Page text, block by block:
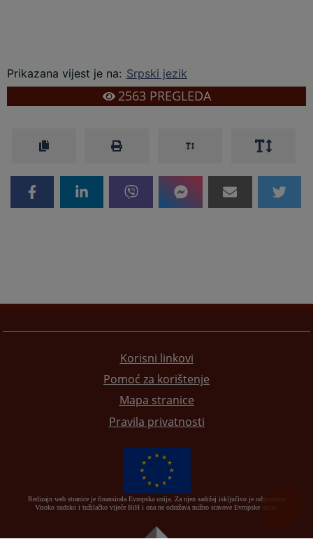
Prikazana vijest je na: Srpski jezik
2563PREGLEDA
Korisni linkovi
Pomoć za korištenje
Mapa stranice
Pravila privatnosti
Redizajn web stranice je finansirala Evropska unija. Za njen sadržaj isključivo je odgovorno
Visoko sudsko i tužilačko vijeće BiH i ona ne odražava nužno stavove Evropske unije.